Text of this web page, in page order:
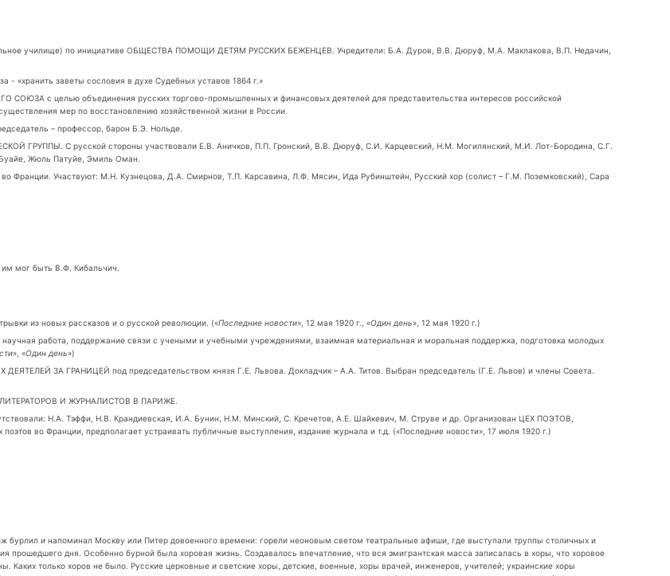
училище) по инициативе ОБЩЕСТВА ПОМОЩИ ДЕТЯМ РУССКИХ БЕЖЕНЦЕВ. Учредители: Б.А. Дуров, В.В. Дюруф, М.А. Маклакова, В.П. Недачин,
заветы сословия в духе Судебных уставов 1864 г.»
с целью объединения русских торгово-промышленных и финансовых деятелей для представительства интересов российской
мер по восстановлению хозяйственной жизни в России.
– профессор, барон Б.Э. Нольде.
ГРУППЫ. С русской стороны участвовали Е.В. Аничков, П.П. Гронский, В.В. Дюруф, С.И. Карцевский, Н.М. Могилянский, М.И. Лот-Бородина, С.Г.
Жюль Патуйе, Эмиль Оман.
Франции. Участвуют: М.Н. Кузнецова, Д.А. Смирнов, Т.П. Карсавина, Л.Ф. Мясин, Ида Рубинштейн, Русский хор (солист – Г.М. Поземковский), Сара
мог быть В.Ф. Кибальчич.
из новых рассказов и о русской революции. («Последние новости», 12 мая 1920 г., «Один день», 12 мая 1920 г.)
работа, поддержание связи с учеными и учебными учреждениями, взаимная материальная и моральная поддержка, подготовка молодых
», «Один день»)
ЗА ГРАНИЦЕЙ под председательством князя Г.Е. Львова. Докладчик – А.А. Титов. Выбран председатель (Г.Е. Львов) и члены Совета.
ЛИТЕРАТОРОВ И ЖУРНАЛИСТОВ В ПАРИЖЕ.
Н.А. Тэффи, Н.В. Крандиевская, И.А. Бунин, Н.М. Минский, С. Кречетов, А.Е. Шайкевич, М. Струве и др. Организован ЦЕХ ПОЭТОВ,
во Франции, предполагает устраивать публичные выступления, издание журнала и т.д. («Последние новости», 17 июля 1920 г.)
бурлил и напоминал Москву или Питер довоенного времени: горели неоновым светом театральные афиши, где выступали труппы столичных и
прошедшего дня. Особенно бурной была хоровая жизнь. Создавалось впечатление, что вся эмигрантская масса записалась в хоры, что хоровое
Каких только хоров не было. Русские церковные и светские хоры, детские, военные, хоры врачей, инженеров, учителей; украинские хоры